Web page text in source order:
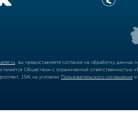
, вы предоставляете согласие на обработку
Обществом с ограниченной
15А) на условиях Пользовательского соглашения и